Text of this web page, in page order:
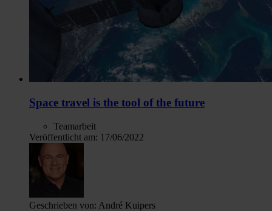
Space travel is the tool of the future
Teamarbeit
Veröffentlicht am: 17/06/2022
Geschrieben von: André Kuipers